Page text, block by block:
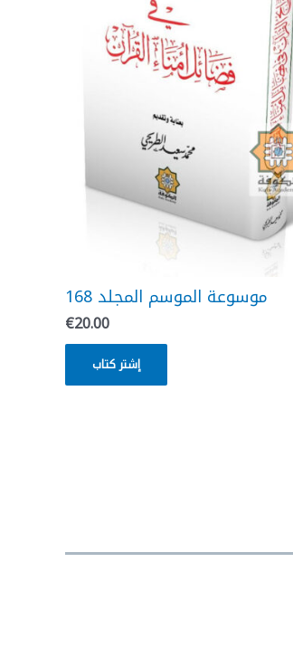
موسوعة الموسم المجلد 168
€20.00
إشتر كتاب